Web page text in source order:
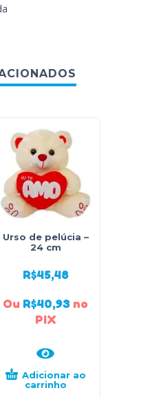
Urso de pelúcia –
24 cm
R$45,48
Ou R$40,93 no
PIX
Adicionar ao
carrinho